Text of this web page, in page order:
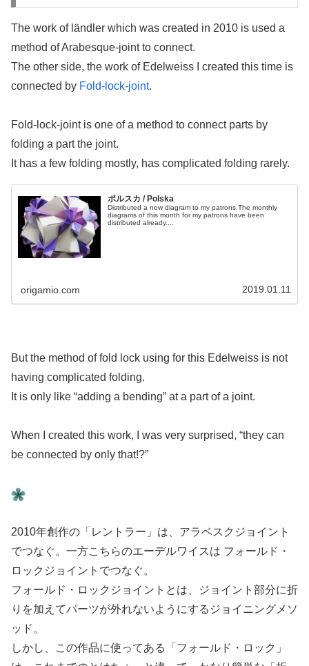
The work of ländler which was created in 2010 is used a
method of Arabesque-joint to connect.
The other side, the work of Edelweiss I created this time is
connected by Fold-lock-joint.
Fold-lock-joint is one of a method to connect parts by
folding a part the joint.
It has a few folding mostly, has complicated folding rarely.
ポルスカ / Polska
Distributed a new diagram to my patrons.The monthly
diagrams of this month for my patrons have been
distributed already....
origamio.com 2019.01.11
But the method of fold lock using for this Edelweiss is not
having complicated folding.
It is only like “adding a bending” at a part of a joint.
When I created this work, I was very surprised, “they can
be connected by only that!?”
2010年創作の「レントラー」は、アラベスクジョイント
でつなぐ。一方こちらのエーデルワイスは フォールド・
ロックジョイントでつなぐ。
フォールド・ロックジョイントとは、ジョイント部分に折
りを加えてパーツが外れないようにするジョイニングメソ
ッド。
しかし、この作品に使ってある「フォールド・ロック」